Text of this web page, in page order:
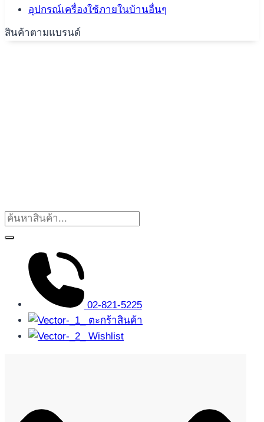
อุปกรณ์เครื่องใช้ภายในบ้านอื่นๆ
สินค้าตามแบรนด์
02-821-5225
ตะกร้าสินค้า
Wishlist